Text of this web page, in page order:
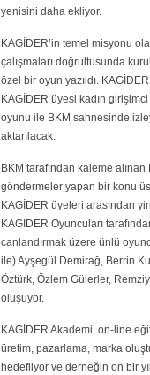
yenisini daha ekliyor.
KAGİDER’in temel misyonu
çalışmaları doğrultusunda
özel bir oyun yazıldı.
KAGİDER üyesi kadın
oyunu ile BKM sahnesinde
aktarılacak.
BKM tarafından kaleme
göndermeler yapan bir konu
KAGİDER üyeleri arasından
KAGİDER Oyuncuları
canlandırmak üzere ünlü
ile) Ayşegül Demirağ, Berrin
Öztürk, Özlem Gülerler,
oluşuyor.
KAGİDER Akademi, on-line
üretim, pazarlama, marka
hedefliyor ve derneğin on bir